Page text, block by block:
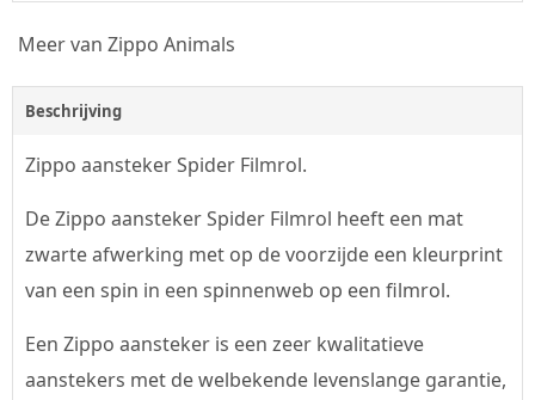
Meer van Zippo Animals
Beschrijving
Zippo aansteker Spider Filmrol.
De Zippo aansteker Spider Filmrol heeft een mat
zwarte afwerking met op de voorzijde een kleurprint
van een spin in een spinnenweb op een filmrol.
Een Zippo aansteker is een zeer kwalitatieve
aanstekers met de welbekende levenslange garantie,